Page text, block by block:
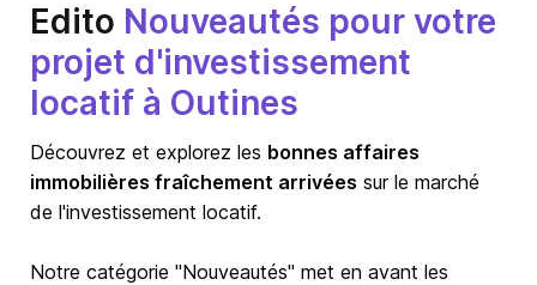
Edito Nouveautés pour votre
projet d'investissement
locatif à Outines
Découvrez et explorez les bonnes affaires
immobilières fraîchement arrivées sur le marché
de l'investissement locatif.
Notre catégorie "Nouveautés" met en avant les